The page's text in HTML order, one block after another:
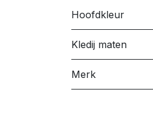
Hoofdkleur
Kledij maten
Merk